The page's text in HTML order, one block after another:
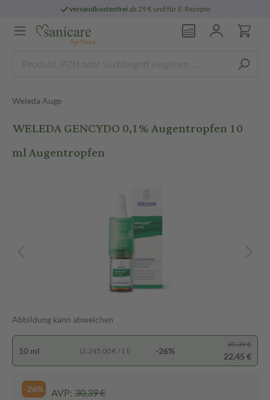
versandkostenfreiab 29 € und für E-Rezepte
Weleda Auge
WELEDA GENCYDO 0,1% Augentropfen 10
ml Augentropfen
Abbildung kann abweichen
10 ml (2.245,00 € / 1 l) -26%
30,39 €
22,45 €
-26% AVP: 30,39 €